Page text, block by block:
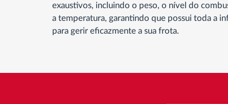
exaustivos, incluindo o peso, o nível do
a temperatura, garantindo que possui toda a
para gerir eficazmente a sua frota.